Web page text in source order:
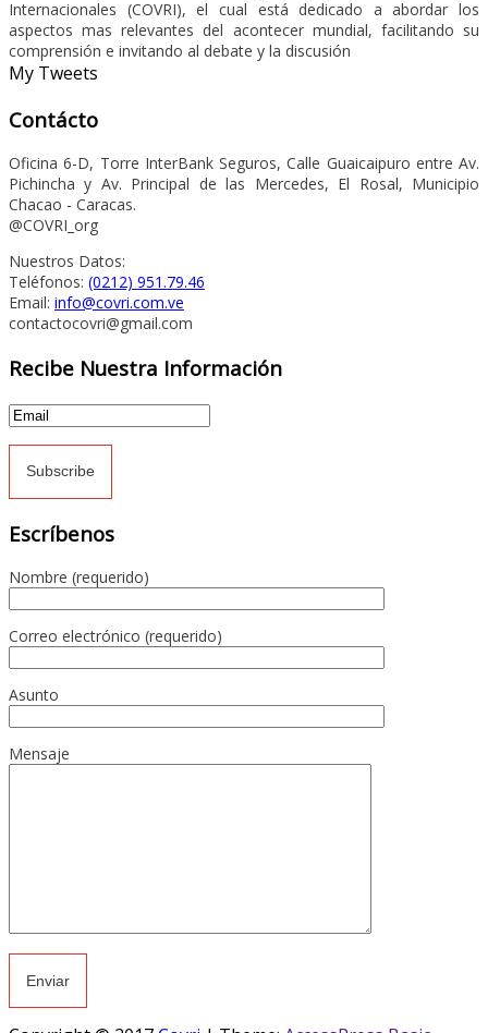
Internacionales (COVRI), el cual está dedicado a abordar los
aspectos mas relevantes del acontecer mundial, facilitando su
comprensión e invitando al debate y la discusión
My Tweets
Contácto
Oficina 6-D, Torre InterBank Seguros, Calle Guaicaipuro entre Av.
Pichincha y Av. Principal de las Mercedes, El Rosal, Municipio
Chacao - Caracas.
@COVRI_org
Nuestros Datos:
Teléfonos: (0212) 951.79.46
Email: info@covri.com.ve
contactocovri@gmail.com
Recibe Nuestra Información
Escríbenos
Nombre (requerido)
Correo electrónico (requerido)
Asunto
Mensaje